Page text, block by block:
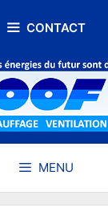
CONTACT
MENU